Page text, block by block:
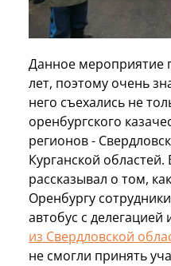
Данное мероприятие
лет, поэтому очень
него съехались не
оренбургского
регионов -
Курганской
рассказывал о том,
Оренбургу
автобус с делегацией
из Свердловской
не смогли принять